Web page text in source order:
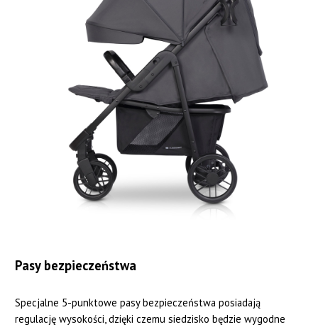
Pasy bezpieczeństwa
Specjalne 5-punktowe pasy bezpieczeństwa posiadają
regulację wysokości, dzięki czemu siedzisko będzie wygodne